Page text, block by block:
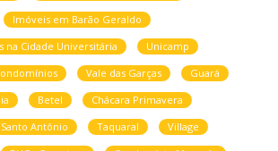
Imóveis em Barão Geraldo
na Cidade Universitária
Unicamp
Vale das Garças
Guará
Betel
Chácara Primavera
Antônio
Taquaral
Village